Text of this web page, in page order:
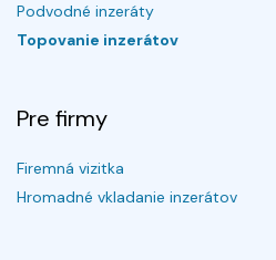
Podvodné inzeráty
Topovanie inzerátov
Pre firmy
Firemná vizitka
Hromadné vkladanie inzerátov